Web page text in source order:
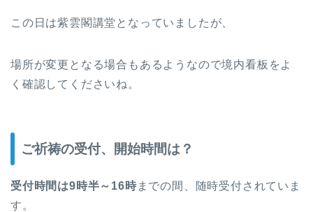
この日は紫雲閣講堂となっていましたが、
場所が変更となる場合もあるようなので境内看板をよ
く確認してくださいね。
ご祈祷の受付、開始時間は？
受付時間は9時半～16時までの間、随時受付されていま
す。